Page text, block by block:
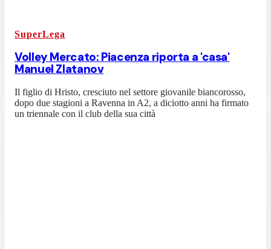
SuperLega
Volley Mercato: Piacenza riporta a 'casa'
Manuel Zlatanov
Il figlio di Hristo, cresciuto nel settore giovanile biancorosso,
dopo due stagioni a Ravenna in A2, a diciotto anni ha firmato
un triennale con il club della sua città